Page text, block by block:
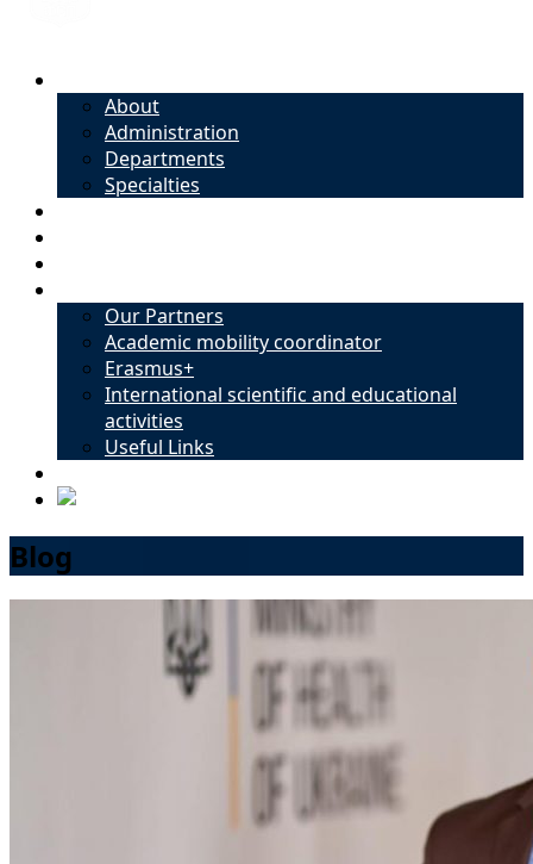
About
Administration
Departments
Specialties
Our Partners
Academic mobility coordinator
Erasmus+
International scientific and educational
activities
Useful Links
Blog